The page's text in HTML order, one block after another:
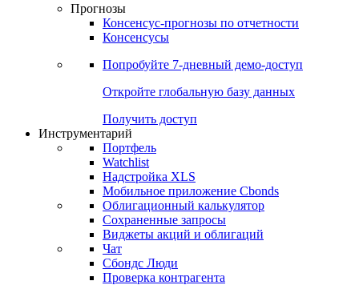
Прогнозы
Консенсус-прогнозы по отчетности
Консенсусы
Попробуйте 7-дневный демо-доступ
Откройте глобальную базу данных
Получить доступ
Инструментарий
Портфель
Watchlist
Надстройка XLS
Мобильное приложение Cbonds
Облигационный калькулятор
Сохраненные запросы
Виджеты акций и облигаций
Чат
Сбондс Люди
Проверка контрагента